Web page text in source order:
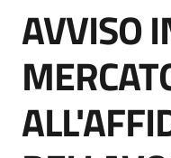
strumenti
di
Supporto
Salta al contenuto
AVVISO